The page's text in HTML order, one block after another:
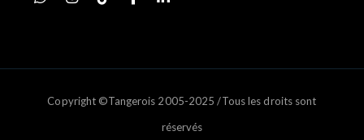
Copyright ©Tangerois 2005-2025 /Tous les droits sont
réservés